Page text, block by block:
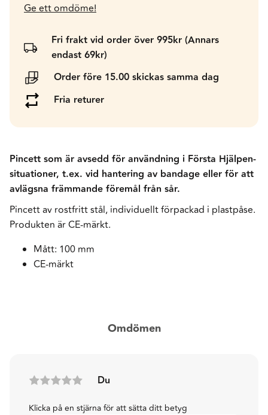
Ge ett omdöme!
Fri frakt vid order över 995kr (Annars
endast 69kr)
Order före 15.00 skickas samma dag
Fria returer
Pincett som är avsedd för användning i Första Hjälpen-
situationer, t.ex. vid hantering av bandage eller för att
avlägsna främmande föremål från sår.
Pincett av rostfritt stål, individuellt förpackad i plastpåse.
Produkten är CE-märkt.
Mått: 100 mm
CE-märkt
Omdömen
Du
Klicka på en stjärna för att sätta ditt betyg